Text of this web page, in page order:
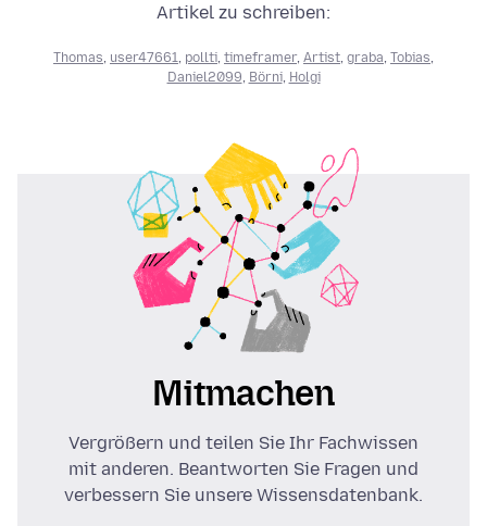
Artikel zu schreiben:
Thomas user47661 pollti timeframer, Artist graba Tobias
Daniel2099 Börni, Holgi
Mitmachen
Vergrößern und teilen Sie Ihr Fachwissen
mit anderen. Beantworten Sie Fragen und
verbessern Sie unsere Wissensdatenbank.